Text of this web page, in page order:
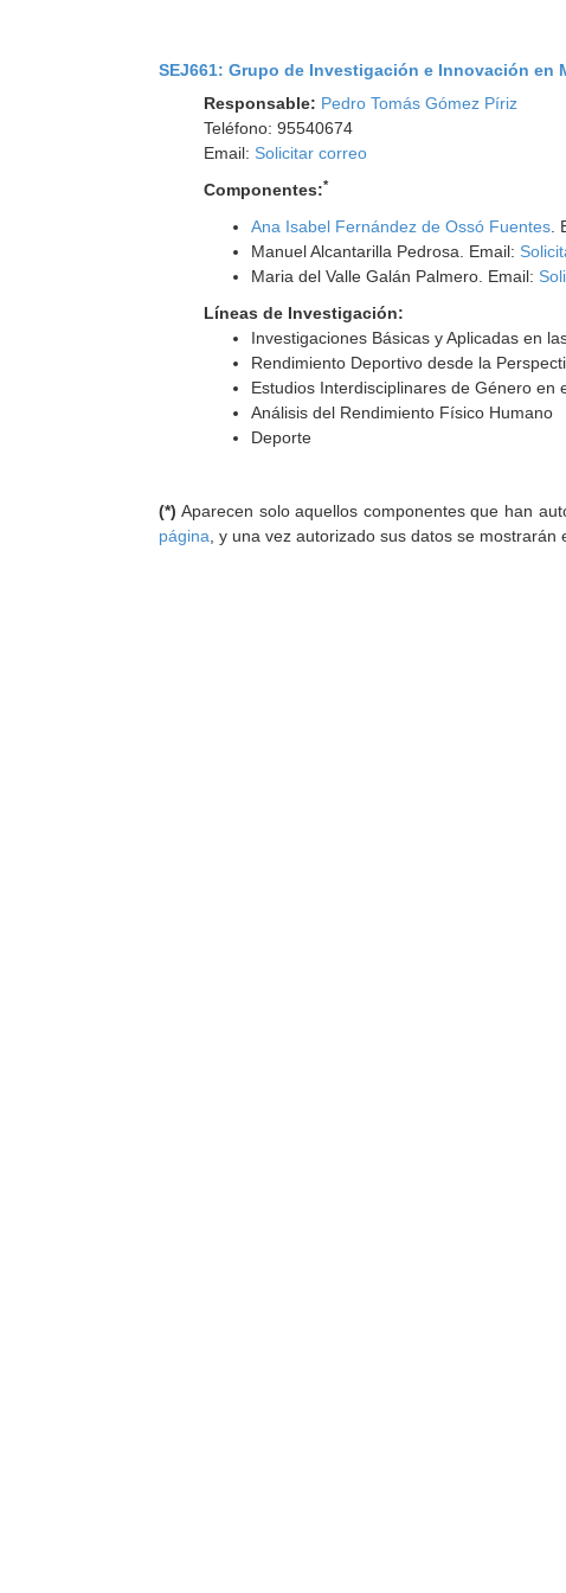
SEJ661: Grupo de Investigación e Innovación en
Responsable: Pedro Tomás Gómez Píriz
Teléfono: 95540674
Email: Solicitar correo
Componentes:*
Ana Isabel Fernández de Ossó Fuentes
Manuel Alcantarilla Pedrosa. Email:
Maria del Valle Galán Palmero. Email:
Líneas de Investigación:
Investigaciones Básicas y Aplicadas en
Rendimiento Deportivo desde la
Estudios Interdisciplinares de Género en
Análisis del Rendimiento Físico Humano
Deporte
(*) Aparecen solo aquellos componentes que han
página , y una vez autorizado sus datos se mostrarán